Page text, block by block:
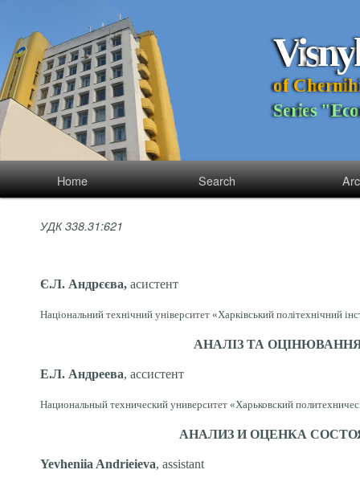
Visny
of Chernih
Series "Eco
Home Search
УДК 338.31:621
Є.Л. Андрєєва, асистент
Національний технічний університет «Харківський політехнічний
АНАЛІЗ ТА
Е.Л. Андреева, ассистент
Национальный технический университет «Харьковский
АНАЛИЗ И ОЦЕНКА
Yevheniia Andrieieva, assistant